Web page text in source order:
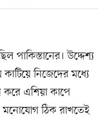
পাকিস্তানের। উদ্দেশ্য
নিজেদের মধ্যে
এশিয়া কাপে
মনোযোগ ঠিক রাখতেই